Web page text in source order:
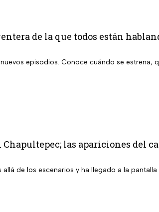
de la que todos están
episodios. Conoce cuándo se estrena,
las apariciones del
de los escenarios y ha llegado a la